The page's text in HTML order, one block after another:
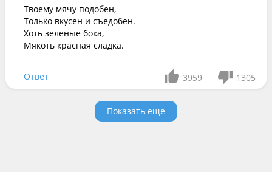
Твоему мячу подобен,
Только вкусен и съедобен.
Хоть зеленые бока,
Мякоть красная сладка.
Ответ 3959 1305
Показать еще